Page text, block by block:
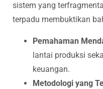
sistem yang
terpadu membuktikan
Pemahaman
lantai produksi
keuangan.
Metodologi yang